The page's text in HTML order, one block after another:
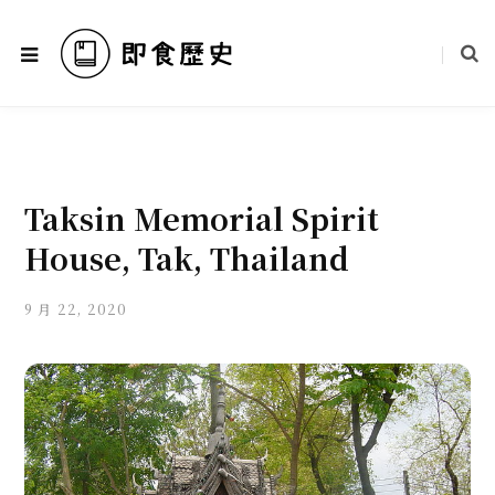
Taksin Memorial Spirit
House, Tak, Thailand
9 月 22, 2020